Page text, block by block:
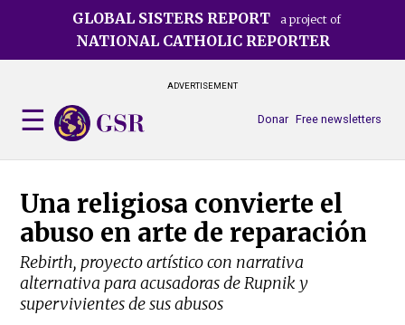
GLOBAL SISTERS REPORT a project of
NATIONAL CATHOLIC REPORTER
ADVERTISEMENT
Free newsletters
Donar
Una religiosa convierte el
abuso en arte de reparación
Rebirth, proyecto artístico con narrativa
alternativa para acusadoras de Rupnik y
supervivientes de sus abusos